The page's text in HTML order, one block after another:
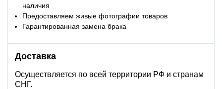
наличия
Предоставляем живые фотографии товаров
Гарантированная замена брака
Доставка
Осуществляется по всей территории РФ и странам
СНГ.